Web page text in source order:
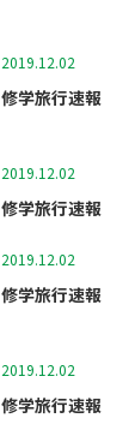
2019.12.02
修学旅行速報
2019.12.02
修学旅行速報
2019.12.02
修学旅行速報
2019.12.02
修学旅行速報